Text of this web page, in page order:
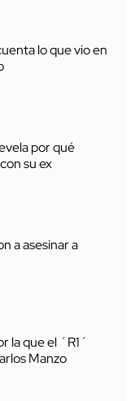
lo que vio en
por qué
su ex
a asesinar a
la que el ´R1´
Manzo